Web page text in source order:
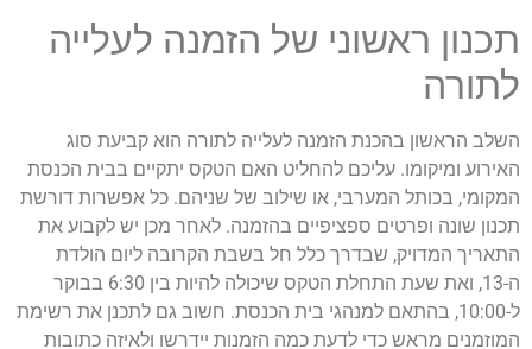
תכנון ראשוני של הזמנה לעלייה
לתורה
השלב הראשון בהכנת הזמנה לעלייה לתורה הוא קביעת סוג
האירוע ומיקומו. עליכם להחליט האם הטקס יתקיים בבית הכנסת
המקומי, בכותל המערבי, או שילוב של שניהם. כל אפשרות דורשת
תכנון שונה ופרטים ספציפיים בהזמנה. לאחר מכן יש לקבוע את
התאריך המדויק, שבדרך כלל חל בשבת הקרובה ליום הולדת
ה-13, ואת שעת התחלת הטקס שיכולה להיות בין 6:30 בבוקר
ל-10:00, בהתאם למנהגי בית הכנסת. חשוב גם לתכנן את רשימת
המוזמנים מראש כדי לדעת כמה הזמנות יידרשו ולאיזה כתובות